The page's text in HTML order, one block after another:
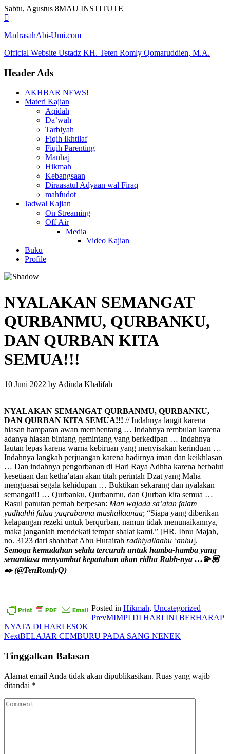
Skip
to
Sabtu, Agustus 8MAU INSTITUTE
MadrasahAbi-Umi.com
Official Website Ustadz KH. Teten Romly Qomaruddien, M.A.
Header Ads
AKHBAR NEWS!
Materi Kajian
Aqidah
Da’wah
Tarbiyah
Fiqih Ikhtilaf
Fiqih Parenting
Manhaj
Hikmah
Kebangsaan
Diraasatul Adyaan wal Firaq
mahfudot
Jadwal Kajian
On Streaming
Off Air
Media
Video Kajian
Buku
Profile
NYALAKAN SEMANGAT
QURBANMU, QURBANKU,
DAN QURBAN KITA
SEMUA!!!
10 Juni 2022 by Adinda Khalifah
NYALAKAN SEMANGAT QURBANMU, QURBANKU,
DAN QURBAN KITA SEMUA!!! // Indahnya langit karena
hiasan hamparan awan membentang … Indahnya rembulan karena
adanya hiasan bintang gemintang yang berkedipan … Indahnya
lautan lepas karena warna kebiruan yang menyisakan kerinduan …
Indahnya langkah perjuangan karena hadirnya iman dan keikhlasan
… Dan indahnya pengorbanan di Hari Raya Adhha karena berbalut
kesetiaan dan ketha’atan akan titah perintah Dzat yang Maha
menguasai segala kehidupan … Buktikan sekarang dan nyalakan
semangat!! … Qurbanku, Qurbanmu, dan Qurban kita semua …
Rasul panutan pernah berpesan: Man wajada sa’atan falam
yudhahhi falaa yaqrabanna mushallaanaa; “Siapa yang diberikan
kelapangan rezeki untuk berqurban, namun tidak menunaikannya,
maka janganlah mendekati tempat shalat kami.” [HR. Ibnu Majah,
no. 3123 dari shahabat Abu Hurairah radhiyallaahu ‘anhu].
Semoga kemudahan selalu tercurah untuk hamba-hamba yang
senantiasa menyambut kepatuhan akan ridha Rabb-nya …💫💟
✒️ (@TenRomlyQ)
Posted in Hikmah, Uncategorized
PrevMIMPI DI HARI INI BERHARAP
NYATA DI HARI ESOK
NextBELAJAR CEMBURU PADA SANG NENEK
Tinggalkan Balasan
Alamat email Anda tidak akan dipublikasikan. Ruas yang wajib
ditandai *